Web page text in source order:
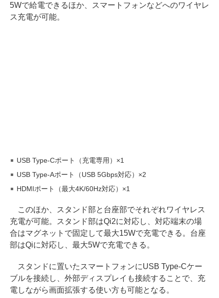
5Wで給電できるほか、スマートフォンなどへのワイヤレ
ス充電が可能。
USB Type-Cポート（充電専用）×1
USB Type-Aポート（USB 5Gbps対応）×2
HDMIポート（最大4K/60Hz対応）×1
このほか、スタンド部と台座部でそれぞれワイヤレス
充電が可能。スタンド部はQi2に対応し、対応端末の場
合はマグネットで固定して最大15Wで充電できる。台座
部はQiに対応し、最大5Wで充電できる。
スタンドに置いたスマートフォンにUSB Type-Cケー
ブルを接続し、外部ディスプレイも接続することで、充
電しながら画面拡張する使い方も可能となる。